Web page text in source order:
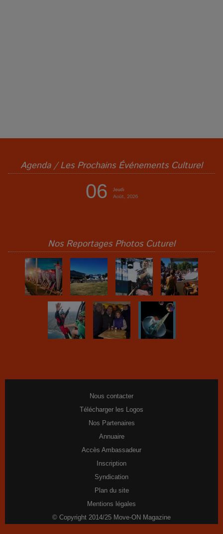
Agenda / Les Prochains Événements Culturel
06
Jeudi
Août, 2026
Nos Reportages Photos Cuturel
Nous contacter
Télécharger les Logos
Nos Partenaires
Annuaire
Accès Ambassadeur
Inscription
Syndication
Plan du site
Mentions légales
© Copyright 2014/25 Move-ON Magazine